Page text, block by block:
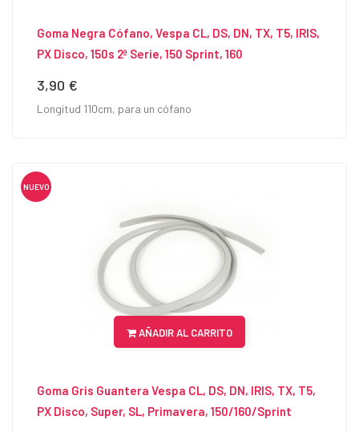
Goma Negra Cófano, Vespa CL, DS, DN, TX, T5, IRIS,
PX Disco, 150s 2ª Serie, 150 Sprint, 160
Precio
3,90 €
Longitud 110cm, para un cófano
NUEVO
AÑADIR AL CARRITO
Goma Gris Guantera Vespa CL, DS, DN, IRIS, TX, T5,
PX Disco, Super, SL, Primavera, 150/160/Sprint